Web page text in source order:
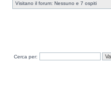
Visitano il forum: Nessuno e 7 ospiti
Cerca per: